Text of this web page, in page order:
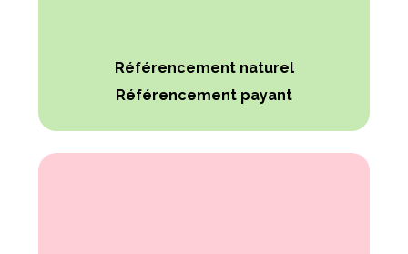
Référencement naturel
Référencement payant